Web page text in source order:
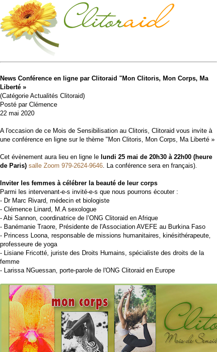
News Conférence en ligne par Clitoraid "Mon Clitoris, Mon Corps, Ma
Liberté »
(Catégorie Actualités Clitoraid)
Posté par Clémence
22 mai 2020
A l'occasion de ce Mois de Sensibilisation au Clitoris, Clitoraid vous invite à
une conférence en ligne sur le thème "Mon Clitoris, Mon Corps, Ma Liberté »
Cet évènement aura lieu en ligne le lundi 25 mai de 20h30 à 22h00 (heure
de Paris) salle Zoom 979-2624-9646. La conférence sera en français).
Inviter les femmes à célébrer la beauté de leur corps
Parmi les intervenant-e-s invité-e-s que nous pourrons écouter :
- Dr Marc Rivard, médecin et biologiste
- Clémence Linard, M.A sexologue
- Abi Sannon, coordinatrice de l’ONG Clitoraid en Afrique
- Banémanie Traore, Présidente de l'Association AVEFE au Burkina Faso
- Princess Loona, responsable de missions humanitaires, kinésithérapeute,
professeure de yoga
- Lisiane Fricotté, juriste des Droits Humains, spécialiste des droits de la
femme
- Larissa NGuessan, porte-parole de l'ONG Clitoraid en Europe